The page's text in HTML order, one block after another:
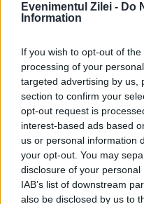
Evenimentul Zilei - Do
Information
If you wish to opt-out of
processing of your
targeted advertising by us,
section to confirm your
opt-out request is
interest-based ads based
us or personal information
your opt-out. You may
disclosure of your
IAB’s list of downstream
also be disclosed by us to